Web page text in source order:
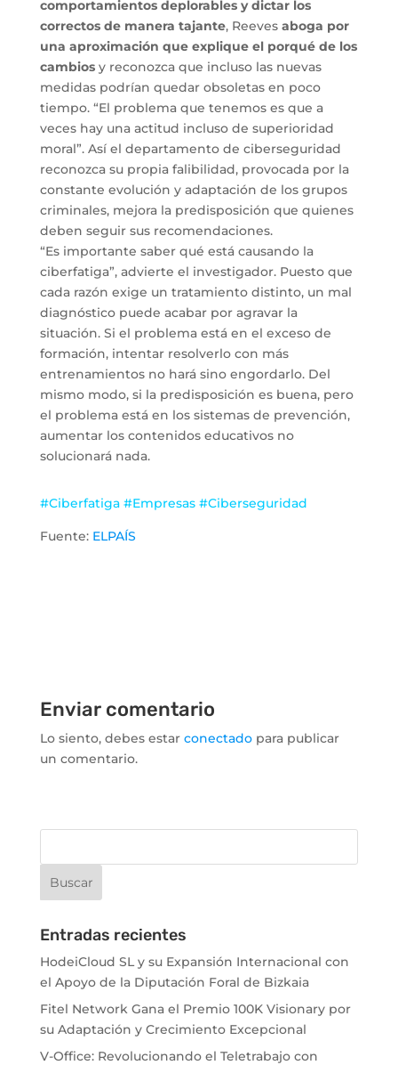
comportamientos deplorables y dictar los
correctos de manera tajante, Reeves aboga por
una aproximación que explique el porqué de los
cambiosy reconozca que incluso las nuevas
medidas podrían quedar obsoletas en poco
tiempo. “El problema que tenemos es que a
veces hay una actitud incluso de superioridad
moral”. Así el departamento de ciberseguridad
reconozca su propia falibilidad, provocada por la
constante evolución y adaptación de los grupos
criminales, mejora la predisposición que quienes
deben seguir sus recomendaciones.
“Es importante saber qué está causando la
ciberfatiga”, advierte el investigador. Puesto que
cada razón exige un tratamiento distinto, un mal
diagnóstico puede acabar por agravar la
situación. Si el problema está en el exceso de
formación, intentar resolverlo con más
entrenamientos no hará sino engordarlo. Del
mismo modo, si la predisposición es buena, pero
el problema está en los sistemas de prevención,
aumentar los contenidos educativos no
solucionará nada.
#Ciberfatiga #Empresas #Ciberseguridad
Fuente: ELPAÍS
Enviar comentario
Lo siento, debes estar conectadopara publicar
un comentario.
Entradas recientes
HodeiCloud SL y su Expansión Internacional con
el Apoyo de la Diputación Foral de Bizkaia
Fitel Network Gana el Premio 100K Visionary por
su Adaptación y Crecimiento Excepcional
V-Office: Revolucionando el Teletrabajo con